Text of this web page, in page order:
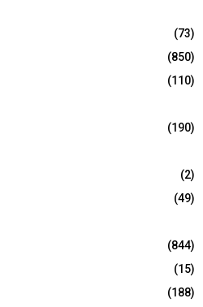
(73)
(850)
(110)
(190)
(2)
(49)
(844)
(15)
(188)